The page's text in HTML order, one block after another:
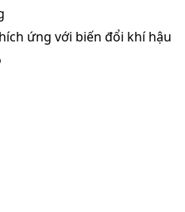
ứng với biến đổi khí hậu